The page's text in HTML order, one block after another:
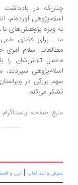
در یادداشت دبیر
آورده‌ام،
ویژه پژوهش‌های با رویکرد
ـ برای فضای علمی و
اسلام امری
تلاش‌شان را با
سپردند،
بزرگی در ویراستاری و
می‌کنم.
صفحه اینستاگرام مولف
...............
و نقد کتاب|دین و فلسفه|قرآن